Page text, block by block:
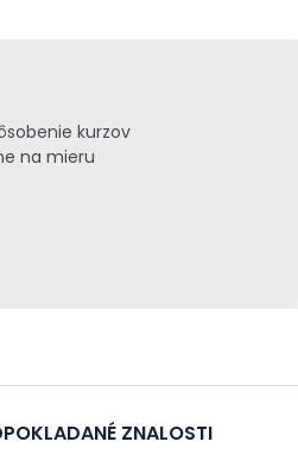
kurzov
na mieru
ZNALOSTI